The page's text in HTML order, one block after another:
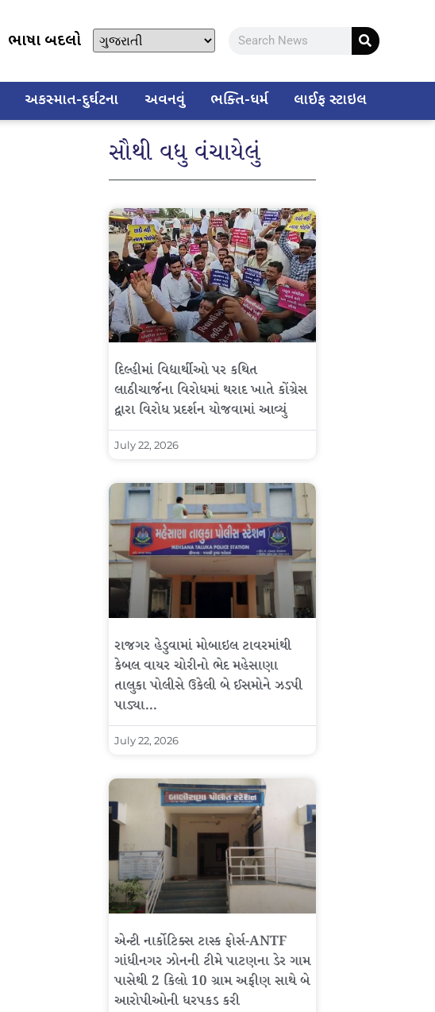
ભાષા બદલો
અકસ્માત-દુર્ઘટના અવનવું ભક્તિ-ધર્મ લાઈફ સ્ટાઇલ
સૌથી વધુ વંચાયેલું
દિલ્હીમાં વિદ્યાર્થીઓ પર કથિત
લાઠીચાર્જના વિરોધમાં થરાદ ખાતે કોંગ્રેસ
દ્વારા વિરોધ પ્રદર્શન યોજવામાં આવ્યું
July 22, 2026
રાજગર હેડુવામાં મોબાઇલ ટાવરમાંથી
કેબલ વાયર ચોરીનો ભેદ મહેસાણા
તાલુકા પોલીસે ઉકેલી બે ઈસમોને ઝડપી
પાડ્યા…
July 22, 2026
એન્ટી નાર્કોટિક્સ ટાસ્ક ફોર્સ-ANTF
ગાંધીનગર ઝોનની ટીમે પાટણના ડેર ગામ
પાસેથી 2 કિલો 10 ગ્રામ અફીણ સાથે બે
આરોપીઓની ધરપકડ કરી